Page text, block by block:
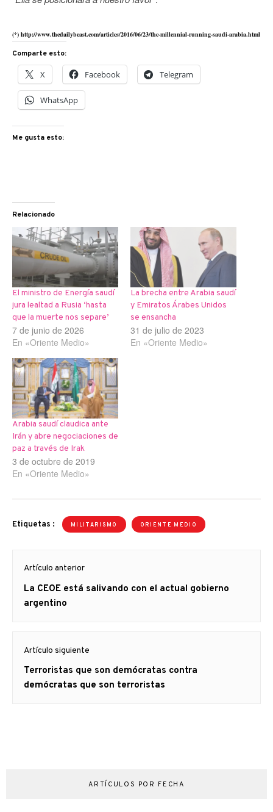
(*) http://www.thedailybeast.com/articles/2016/06/23/the-millennial-running-saudi-arabia.html
Comparte esto:
X Facebook Telegram
WhatsApp
Me gusta esto:
Relacionado
El ministro de Energía saudí
jura lealtad a Rusia ‘hasta
que la muerte nos separe’
7 de junio de 2026
En «Oriente Medio»
La brecha entre Arabia saudí
y Emiratos Árabes Unidos
se ensancha
31 de julio de 2023
En «Oriente Medio»
Arabia saudí claudica ante
Irán y abre negociaciones de
paz a través de Irak
3 de octubre de 2019
En «Oriente Medio»
Etiquetas : MILITARISMO ORIENTE MEDIO
de
entradas
Artículo anterior
Artículo
anterior
La CEOE está salivando con el actual gobierno
argentino
Artículo siguiente
Artículo
siguiente:
Terroristas que son demócratas contra
demócratas que son terroristas
ARTÍCULOS POR FECHA